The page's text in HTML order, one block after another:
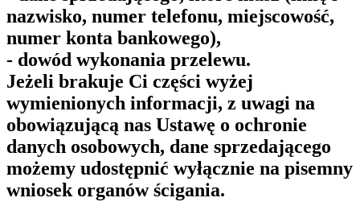
nazwisko, numer telefonu, miejscowość,
numer konta bankowego),
- dowód wykonania przelewu.
Jeżeli brakuje Ci części wyżej
wymienionych informacji, z uwagi na
obowiązującą nas Ustawę o ochronie
danych osobowych, dane sprzedającego
możemy udostępnić wyłącznie na pisemny
wniosek organów ścigania.